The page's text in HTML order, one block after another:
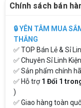
Chính sách bán
🔒 YÊN TÂM MUA
THẮNG
✅ TOP Bán Lẻ & Sỉ
✅ Chuyên Sỉ Linh
✅ Sản phẩm chính
✅ Hỗ trợ1 Đổi 1
)
✅ Giao hàng toàn